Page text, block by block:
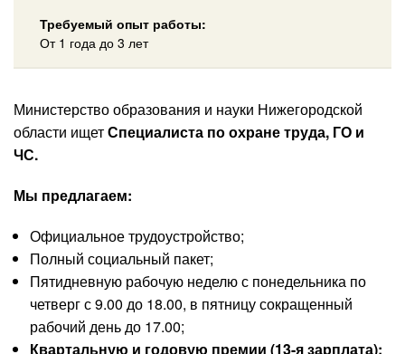
Требуемый опыт работы:
От 1 года до 3 лет
Министерство образования и науки Нижегородской
области ищетСпециалиста по охране труда, ГО и
ЧС.
Мы предлагаем:
Официальное трудоустройство;
Полный социальный пакет;
Пятидневную рабочую неделю с понедельника по
четверг с 9.00 до 18.00, в пятницу сокращенный
рабочий день до 17.00;
Квартальную и годовую премии (13-я зарплата);